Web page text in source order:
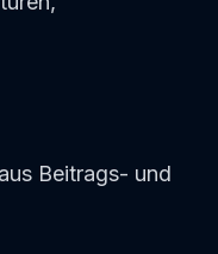
Beitrags- und